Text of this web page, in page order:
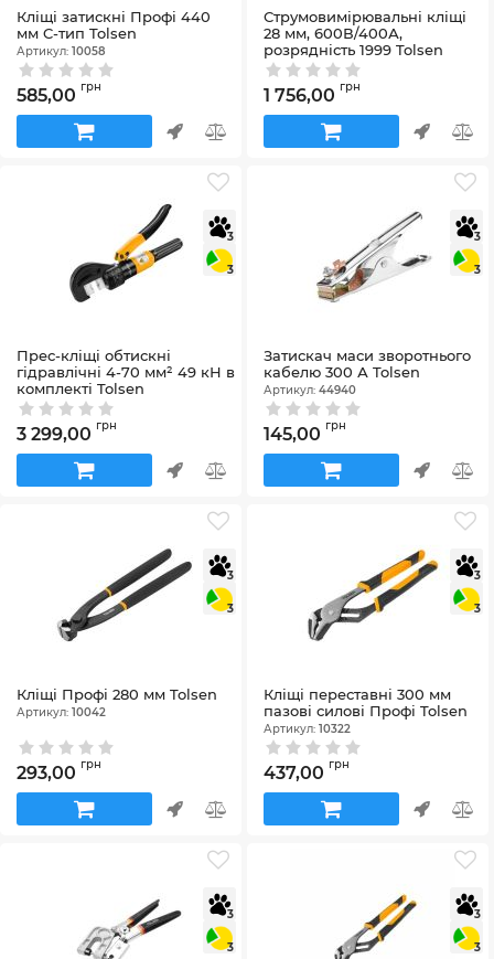
Кліщі затискні Профі 440
мм C-тип Tolsen
Артикул: 10058
585,00 грн
Струмовимірювальні кліщі
28 мм, 600В/400А,
розрядність 1999 Tolsen
Артикул:38034
1 756,00 грн
3
3
Прес-кліщі обтискні
гідравлічні 4-70 мм² 49 кН в
комплекті Tolsen
Артикул:43110
3 299,00 грн
3
3
Затискач маси зворотнього
кабелю 300 А Tolsen
Артикул: 44940
145,00 грн
3
3
Кліщі Профі 280 мм Tolsen
Артикул: 10042
293,00 грн
3
3
Кліщі переставні 300 мм
пазові силові Профі Tolsen
Артикул: 10322
437,00 грн
3
3
3
3